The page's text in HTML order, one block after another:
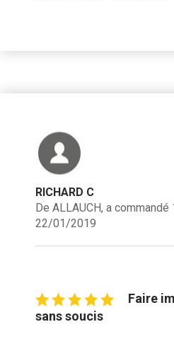
RICHARD C
De ALLAUCH, a
22/01/2019
Faire
sans soucis